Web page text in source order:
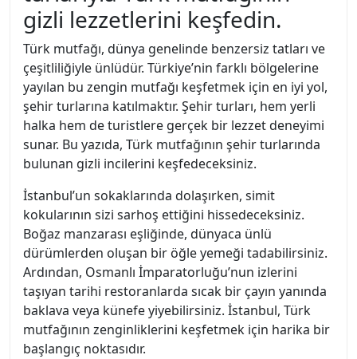
gizli lezzetlerini keşfedin.
Türk mutfağı, dünya genelinde benzersiz tatları ve
çeşitliliğiyle ünlüdür. Türkiye’nin farklı bölgelerine
yayılan bu zengin mutfağı keşfetmek için en iyi yol,
şehir turlarına katılmaktır. Şehir turları, hem yerli
halka hem de turistlere gerçek bir lezzet deneyimi
sunar. Bu yazıda, Türk mutfağının şehir turlarında
bulunan gizli incilerini keşfedeceksiniz.
İstanbul’un sokaklarında dolaşırken, simit
kokularının sizi sarhoş ettiğini hissedeceksiniz.
Boğaz manzarası eşliğinde, dünyaca ünlü
dürümlerden oluşan bir öğle yemeği tadabilirsiniz.
Ardından, Osmanlı İmparatorluğu’nun izlerini
taşıyan tarihi restoranlarda sıcak bir çayın yanında
baklava veya künefe yiyebilirsiniz. İstanbul, Türk
mutfağının zenginliklerini keşfetmek için harika bir
başlangıç noktasıdır.